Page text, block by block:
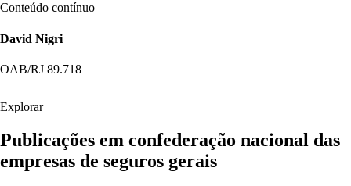
Conteúdo contínuo
David Nigri
OAB/RJ 89.718
Explorar
Publicações em confederação nacional das
empresas de seguros gerais